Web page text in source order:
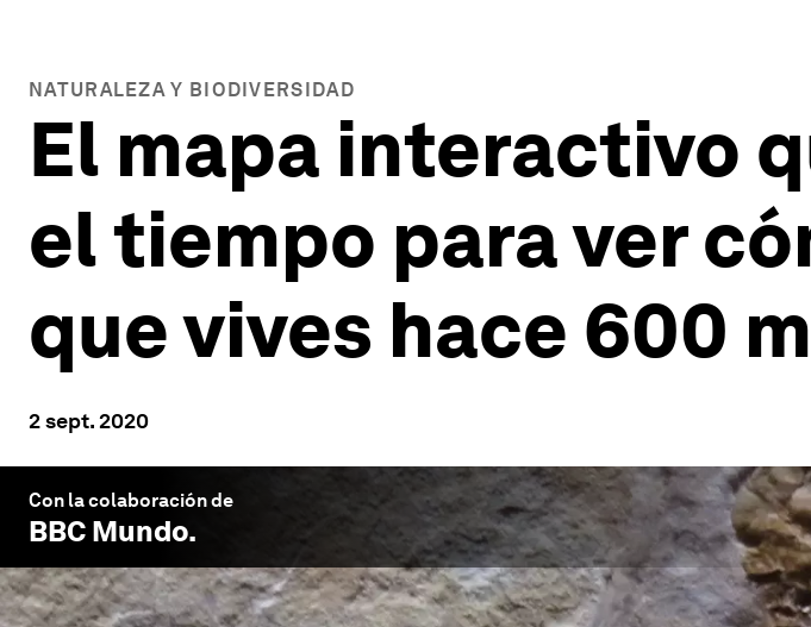
NATURALEZA Y BIODIVERSIDAD
El mapa interactivo
el tiempo para ver
que vives hace 600
2 sept. 2020
Con la colaboración de
BBC Mundo.